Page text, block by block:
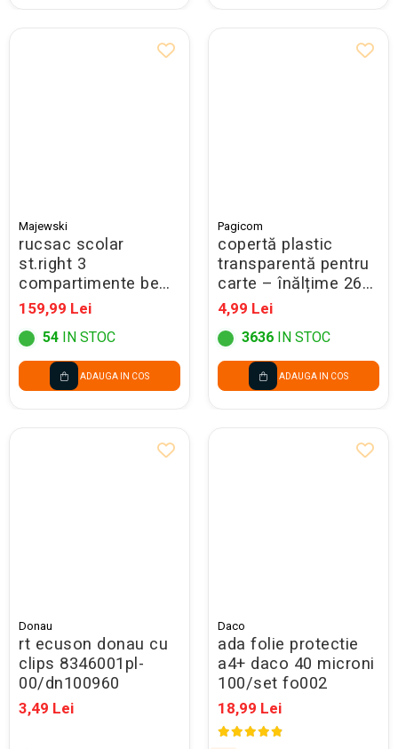
Majewski
rucsac scolar
st.right 3
compartimente be
capy bp-26 697265
159,99 Lei
54 IN STOC
ADAUGA IN COS
Pagicom
copertă plastic
transparentă pentru
carte – înălțime 26
cm
4,99 Lei
3636 IN STOC
ADAUGA IN COS
Donau
rt ecuson donau cu
clips 8346001pl-
00/dn100960
3,49 Lei
Daco
ada folie protectie
a4+ daco 40 microni
100/set fo002
18,99 Lei